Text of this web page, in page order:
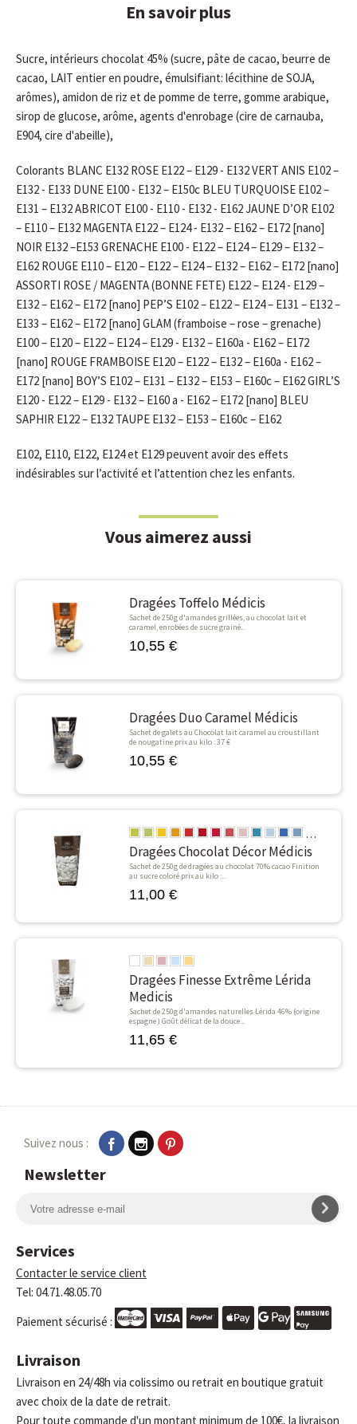
En savoir plus
Sucre, intérieurs chocolat 45% (sucre, pâte de cacao, beurre de
cacao, LAIT entier en poudre, émulsifiant: lécithine de SOJA,
arômes), amidon de riz et de pomme de terre, gomme arabique,
sirop de glucose, arôme, agents d'enrobage (cire de carnauba,
E904, cire d'abeille),
Colorants BLANC E132 ROSE E122 – E129 - E132 VERT ANIS E102 –
E132 - E133 DUNE E100 - E132 – E150c BLEU TURQUOISE E102 –
E131 – E132 ABRICOT E100 - E110 - E132 - E162 JAUNE D’OR E102
– E110 – E132 MAGENTA E122 – E124 - E132 – E162 – E172 [nano]
NOIR E132 –E153 GRENACHE E100 - E122 – E124 – E129 – E132 –
E162 ROUGE E110 – E120 – E122 – E124 – E132 – E162 – E172 [nano]
ASSORTI ROSE / MAGENTA (BONNE FETE) E122 – E124 - E129 –
E132 – E162 – E172 [nano] PEP’S E102 – E122 – E124 – E131 – E132 –
E133 – E162 – E172 [nano] GLAM (framboise – rose – grenache)
E100 – E120 – E122 – E124 – E129 - E132 – E160a - E162 – E172
[nano] ROUGE FRAMBOISE E120 – E122 – E132 – E160a - E162 –
E172 [nano] BOY’S E102 – E131 – E132 – E153 – E160c – E162 GIRL’S
E120 - E122 – E129 - E132 – E160 a - E162 – E172 [nano] BLEU
SAPHIR E122 – E132 TAUPE E132 – E153 – E160c – E162
E102, E110, E122, E124 et E129 peuvent avoir des effets
indésirables sur l’activité et l’attention chez les enfants.
Vous aimerez aussi
Dragées Toffelo Médicis
Sachet de 250g d'amandes grillées, au chocolat lait et
caramel, enrobées de sucre grainé...
10,55 €
Dragées Duo Caramel Médicis
Sachet de galets au Chocolat lait caramel au croustillant
de nougatine prix au kilo : 37 €
10,55 €
Dragées Chocolat Décor Médicis
Sachet de 250g de dragées au chocolat 70% cacao Finition
au sucre coloré prix au kilo :...
Vert Anis
Vert Bambou
Jaune Safran
Oranger
Coquelicot
Rouge Christmas
Fushia
Magenta
Rose Laque
Turquoise
Bleu Laque
Bleu France
Bleu Galaxie
11,00 €
Dragées Finesse Extrême Lérida
Medicis
Sachet de 250g d'amandes naturelles Lérida 46% (origine
espagne ) Goût délicat de la douce...
BlancDuneRose
BleuSaumon
11,65 €
Suivez nous :
Newsletter
Services
Contacter le service client
Tel: 04.71.48.05.70
Paiement sécurisé :
Livraison
Livraison en 24/48h via colissimo ou retrait en boutique gratuit
avec choix de la date de retrait.
Pour toute commande d'un montant minimum de 100€, la livraison